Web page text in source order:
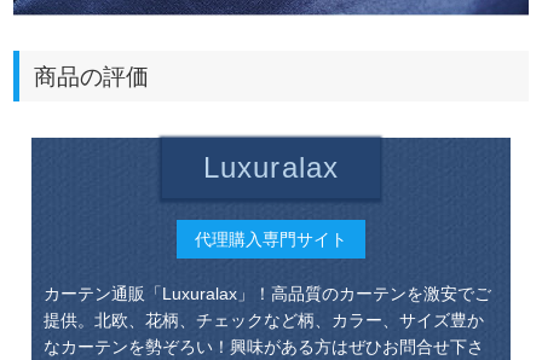
商品の評価
Luxuralax
代理購入専門サイト
カーテン通販「Luxuralax」！高品質のカーテンを激安でご
提供。北欧、花柄、チェックなど柄、カラー、サイズ豊か
なカーテンを勢ぞろい！興味がある方はぜひお問合せ下さ